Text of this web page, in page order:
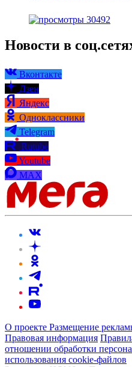
30492
Новости в
Вконтакте
Дзен
Яндекс
Одноклассники
Telegram
Rutube
Youtube
MAX
О проекте Размещение
Правовая информация
отношении обработки
использования cookie-файлов